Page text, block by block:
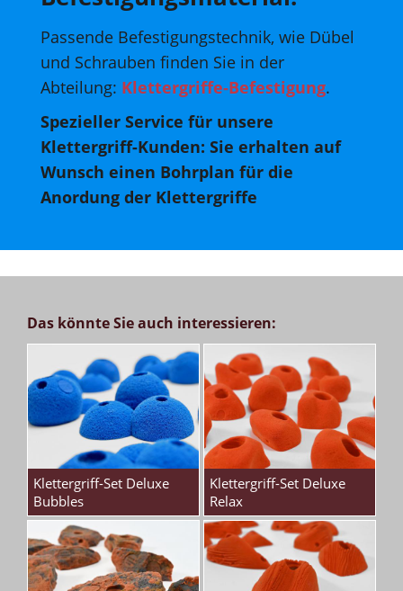
Passende Befestigungstechnik, wie Dübel
und Schrauben finden Sie in der
Abteilung: Klettergriffe-Befestigung.
Spezieller Service für unsere
Klettergriff-Kunden: Sie erhalten auf
Wunsch einen Bohrplan für die
Anordung der Klettergriffe
Das könnte Sie auch interessieren:
Klettergriff-Set Deluxe
Bubbles
Klettergriff-Set Deluxe
Relax